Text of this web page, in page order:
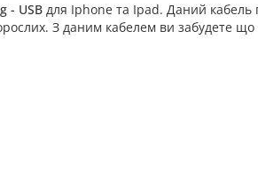
- USB для Iphone та Ipad. Даний кабель
З даним кабелем ви забудете що